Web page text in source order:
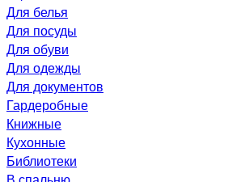
Для белья
Для посуды
Для обуви
Для одежды
Для документов
Гардеробные
Книжные
Кухонные
Библиотеки